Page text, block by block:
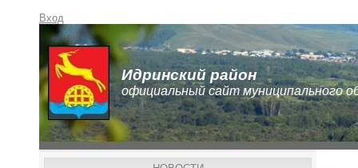
Вход
Идринский район
официальный сайт муниципального